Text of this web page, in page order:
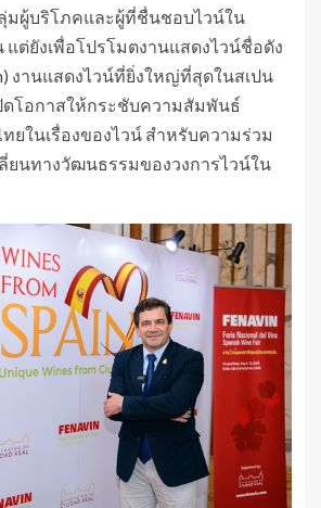
ผู้บริโภคและผู้ที่ชื่นชอบไวน์ใน
แต่ยังเพื่อโปรโมตงานแสดงไวน์ชื่อดัง
งานแสดงไวน์ที่ยิ่งใหญ่ที่สุดในสเปน
ดโอกาสให้กระชับความสัมพันธ์
ยในเรื่องของไวน์ สำหรับความร่วม
ยนทางวัฒนธรรมของวงการไวน์ใน